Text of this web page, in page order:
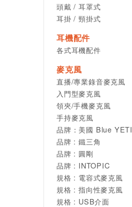
頭戴 / 耳罩式
耳掛 / 頸掛式
耳機配件
各式耳機配件
麥克風
直播/專業錄音麥克風
入門型麥克風
領夾/手機麥克風
手持麥克風
品牌：美國 Blue YETI
品牌 : 鐵三角
品牌 : 圓剛
品牌 : INTOPIC
規格 : 電容式麥克風
規格 : 指向性麥克風
規格 : USB介面